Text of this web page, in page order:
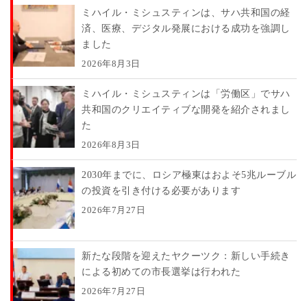
ミハイル・ミシュスティンは、サハ共和国の経
済、医療、デジタル発展における成功を強調し
ました
2026年8月3日
ミハイル・ミシュスティンは「労働区」でサハ
共和国のクリエイティブな開発を紹介されまし
た
2026年8月3日
2030年までに、ロシア極東はおよそ5兆ルーブル
の投資を引き付ける必要があります
2026年7月27日
新たな段階を迎えたヤクーツク：新しい手続き
による初めての市長選挙は行われた
2026年7月27日